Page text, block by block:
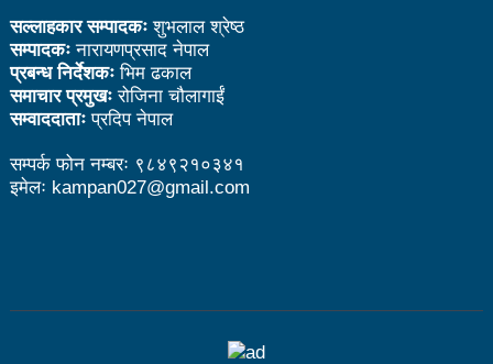
अछाम छाउपडी घटनाबारे राष्ट्रिय सभामा जवाफ दिन
गृहमन्त्रीलाई अध्यक्षको निर्देशन
ट्राफिक प्रहरीबाट कुटिए सर्वसाधारण
सहकारीसम्बन्धी उजुरी र गुनासो सङ्कलन गरी विश्लेषण
उच्चस्तरीय जाँचबुझ समिति गठन गरिन्छ : प्रधानमन्त्री
सल्लाहकार सम्पादकःशुभलाल श्रेष्ठ
सम्पादकःनारायणप्रसाद नेपाल
प्रबन्ध निर्देशकःभिम ढकाल
समाचार प्रमुखःरोजिना चौलागाईं
सम्वाददाताःप्रदिप नेपाल
सम्पर्क फोन नम्बरः ९८४९२१०३४१
इमेलः kampan027@gmail.com